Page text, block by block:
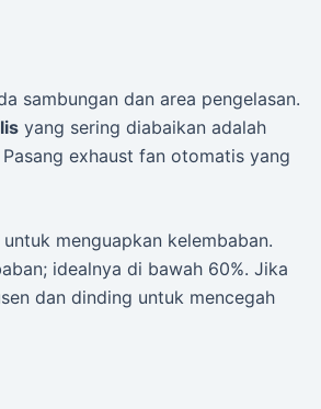
sambungan dan area pengelasan.
yang sering diabaikan adalah
exhaust fan otomatis yang
menguapkan kelembaban.
idealnya di bawah 60%. Jika
dan dinding untuk mencegah